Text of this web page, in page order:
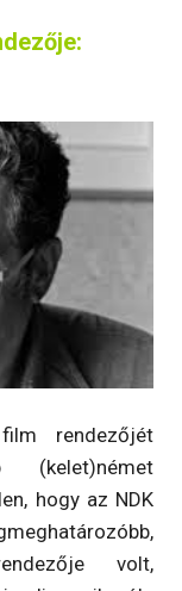
rendezőjét
(kelet)német
hogy az NDK
volt,